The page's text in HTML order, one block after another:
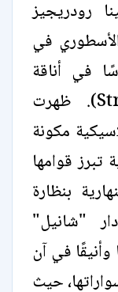
رودريجيز
في
في أناقة
الشارع الراقية (Street Style). ظهرت
مكونة
قوامها
بنظارة
"شانيل"
في آن
حيث